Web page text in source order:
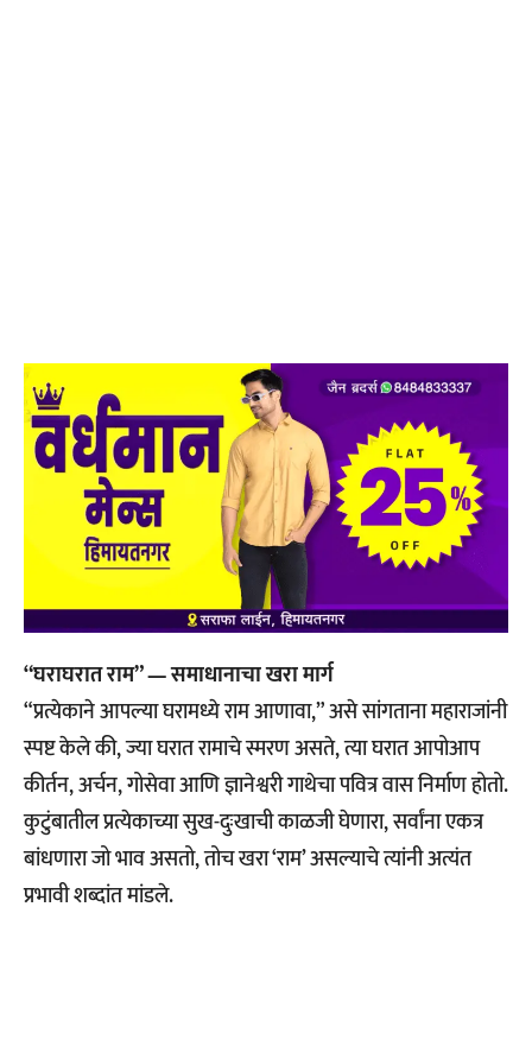
“घराघरात राम” — समाधानाचा खरा मार्ग
“प्रत्येकाने आपल्या घरामध्ये राम आणावा,” असे सांगताना महाराजांनी
स्पष्ट केले की, ज्या घरात रामाचे स्मरण असते, त्या घरात आपोआप
कीर्तन, अर्चन, गोसेवा आणि ज्ञानेश्वरी गाथेचा पवित्र वास निर्माण होतो.
कुटुंबातील प्रत्येकाच्या सुख-दुःखाची काळजी घेणारा, सर्वांना एकत्र
बांधणारा जो भाव असतो, तोच खरा ‘राम’ असल्याचे त्यांनी अत्यंत
प्रभावी शब्दांत मांडले.